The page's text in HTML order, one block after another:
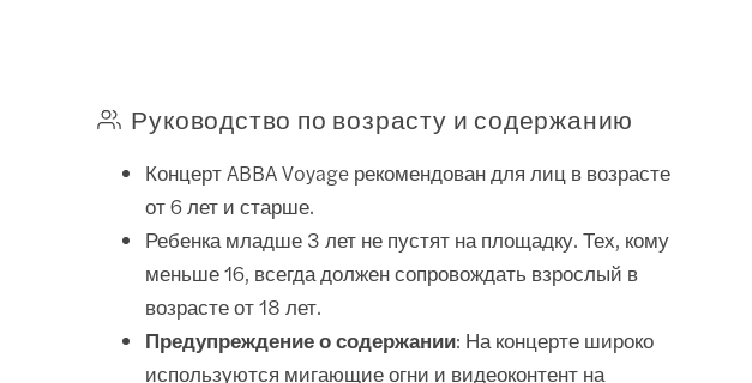
Руководство по возрасту и содержанию
Концерт ABBA Voyage рекомендован для лиц в возрасте
от 6 лет и старше.
Ребенка младше 3 лет не пустят на площадку. Тех, кому
меньше 16, всегда должен сопровождать взрослый в
возрасте от 18 лет.
Предупреждение о содержании: На концерте широко
используются мигающие огни и видеоконтент на